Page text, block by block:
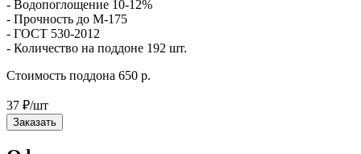
- Водопоглощение 10-12%
- Прочность до М-175
- ГОСТ 530-2012
- Количество на поддоне 192 шт.
Стоимость поддона 650 р.
37 ₽/шт
Заказать